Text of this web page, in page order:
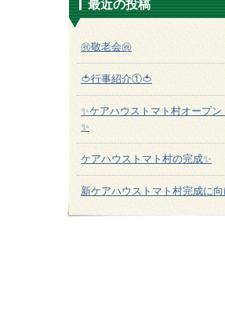
最近の投稿
㊗敬老会㊗
🍅行事紹介①🍅
✨ケアハウストマト村オープ
✨
ケアハウストマト村の完成✨
新ケアハウストマト村完成に向